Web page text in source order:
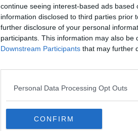
continue seeing interest-based ads
information disclosed to third parties prior
further disclosure of your personal
participants. This information may also
Downstream Participants that may further
Personal Data Processing Opt Outs
CONFIRM